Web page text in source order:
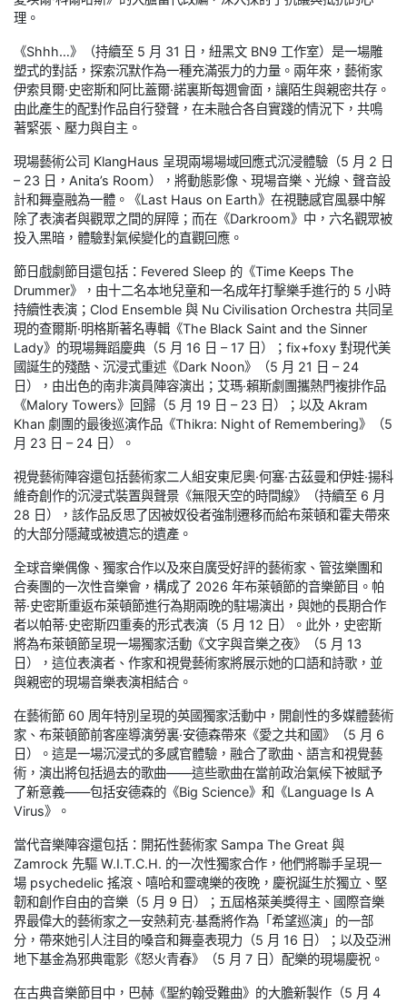
理。
《Shhh…》（持續至 5 月 31 日，紐黑文 BN9 工作室）是一場雕
塑式的對話，探索沉默作為一種充滿張力的力量。兩年來，藝術家
伊索貝爾·史密斯和阿比蓋爾·諾裏斯每週會面，讓陌生與親密共存。
由此產生的配對作品自行發聲，在未融合各自實踐的情況下，共鳴
著緊張、壓力與自主。
現場藝術公司 KlangHaus 呈現兩場場域回應式沉浸體驗（5 月 2 日
– 23 日，Anita’s Room），將動態影像、現場音樂、光線、聲音設
計和舞臺融為一體。《Last Haus on Earth》在視聽感官風暴中解
除了表演者與觀眾之間的屏障；而在《Darkroom》中，六名觀眾被
投入黑暗，體驗對氣候變化的直觀回應。
節日戲劇節目還包括：Fevered Sleep 的《Time Keeps The
Drummer》，由十二名本地兒童和一名成年打擊樂手進行的 5 小時
持續性表演；Clod Ensemble 與 Nu Civilisation Orchestra 共同呈
現的查爾斯·明格斯著名專輯《The Black Saint and the Sinner
Lady》的現場舞蹈慶典（5 月 16 日 – 17 日）；fix+foxy 對現代美
國誕生的殘酷、沉浸式重述《Dark Noon》（5 月 21 日 – 24
日），由出色的南非演員陣容演出；艾瑪·賴斯劇團攜熱門複排作品
《Malory Towers》回歸（5 月 19 日 – 23 日）；以及 Akram
Khan 劇團的最後巡演作品《Thikra: Night of Remembering》（5
月 23 日 – 24 日）。
視覺藝術陣容還包括藝術家二人組安東尼奧·何塞·古茲曼和伊娃·揚科
維奇創作的沉浸式裝置與聲景《無限天空的時間線》（持續至 6 月
28 日），該作品反思了因被奴役者強制遷移而給布萊頓和霍夫帶來
的大部分隱藏或被遺忘的遺產。
全球音樂偶像、獨家合作以及來自廣受好評的藝術家、管弦樂團和
合奏團的一次性音樂會，構成了 2026 年布萊頓節的音樂節目。帕
蒂·史密斯重返布萊頓節進行為期兩晚的駐場演出，與她的長期合作
者以帕蒂·史密斯四重奏的形式表演（5 月 12 日）。此外，史密斯
將為布萊頓節呈現一場獨家活動《文字與音樂之夜》（5 月 13
日），這位表演者、作家和視覺藝術家將展示她的口語和詩歌，並
與親密的現場音樂表演相結合。
在藝術節 60 周年特別呈現的英國獨家活動中，開創性的多媒體藝術
家、布萊頓節前客座導演勞裏·安德森帶來《愛之共和國》（5 月 6
日）。這是一場沉浸式的多感官體驗，融合了歌曲、語言和視覺藝
術，演出將包括過去的歌曲——這些歌曲在當前政治氣候下被賦予
了新意義——包括安德森的《Big Science》和《Language Is A
Virus》。
當代音樂陣容還包括：開拓性藝術家 Sampa The Great 與
Zamrock 先驅 W.I.T.C.H. 的一次性獨家合作，他們將聯手呈現一
場 psychedelic 搖滾、嘻哈和靈魂樂的夜晚，慶祝誕生於獨立、堅
韌和創作自由的音樂（5 月 9 日）；五屆格萊美獎得主、國際音樂
界最偉大的藝術家之一安熱莉克·基喬將作為「希望巡演」的一部
分，帶來她引人注目的嗓音和舞臺表現力（5 月 16 日）；以及亞洲
地下基金為邪典電影《怒火青春》（5 月 7 日）配樂的現場慶祝。
在古典音樂節目中，巴赫《聖約翰受難曲》的大膽新製作（5 月 4